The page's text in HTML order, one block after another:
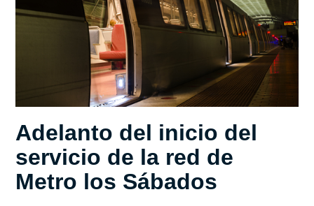
Adelanto del inicio del
servicio de la red de
Metro los Sábados